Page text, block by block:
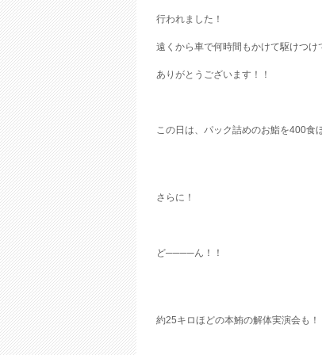
行われました！
遠くから車で何時間もかけて駆けつけ
ありがとうございます！！
この日は、パック詰めのお鮨を400食
さらに！
ど────ん！！
約25キロほどの本鮪の解体実演会も！